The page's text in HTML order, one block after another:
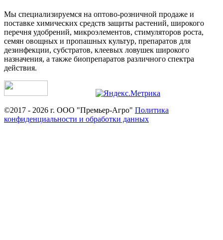
Мы специализируемся на оптово-розничной продаже и
поставке химических средств защиты растений, широкого
перечня удобрений, микроэлементов, стимуляторов роста,
семян овощных и пропашных культур, препаратов для
дезинфекции, субстратов, клеевых ловушек широкого
назначения, а также биопрепаратов различного спектра
действия.
©2017 - 2026 г. ООО "Премьер-Агро" Политика
конфиденциальности и обработки данных